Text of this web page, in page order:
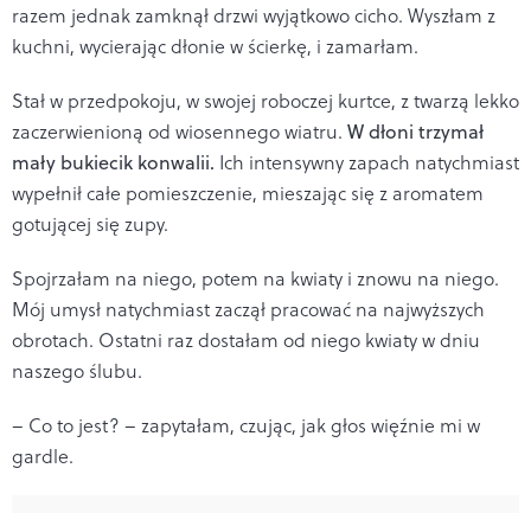
razem jednak zamknął drzwi wyjątkowo cicho. Wyszłam z
kuchni, wycierając dłonie w ścierkę, i zamarłam.
Stał w przedpokoju, w swojej roboczej kurtce, z twarzą lekko
zaczerwienioną od wiosennego wiatru. W dłoni trzymał
mały bukiecik konwalii. Ich intensywny zapach natychmiast
wypełnił całe pomieszczenie, mieszając się z aromatem
gotującej się zupy.
Spojrzałam na niego, potem na kwiaty i znowu na niego.
Mój umysł natychmiast zaczął pracować na najwyższych
obrotach. Ostatni raz dostałam od niego kwiaty w dniu
naszego ślubu.
– Co to jest? – zapytałam, czując, jak głos więźnie mi w
gardle.